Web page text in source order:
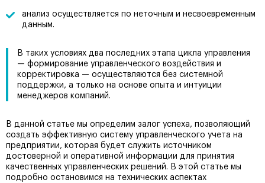
анализ осуществляется по неточным и несвоевременным
данным.
В таких условиях два последних этапа цикла управления
— формирование управленческого воздействия и
корректировка — осуществляются без системной
поддержки, а только на основе опыта и интуиции
менеджеров компаний.
В данной статье мы определим залог успеха, позволяющий
создать эффективную систему управленческого учета на
предприятии, которая будет служить источником
достоверной и оперативной информации для принятия
качественных управленческих решений. В этой статье мы
подробно остановимся на технических аспектах